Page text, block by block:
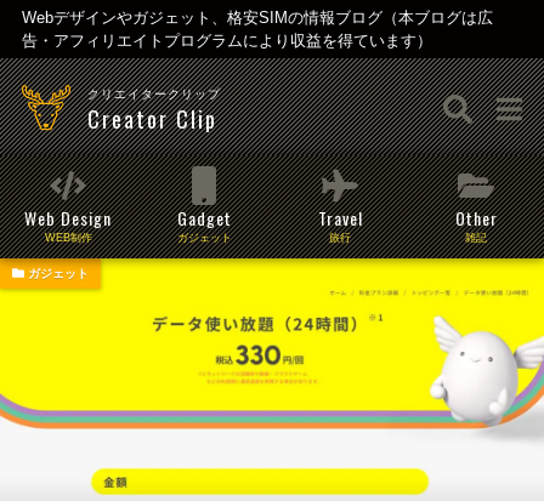
Webデザインやガジェット、格安SIMの情報ブログ（本ブログは広
告・アフィリエイトプログラムにより収益を得ています）
クリエイタークリップ
Creator Clip
Web Design
WEB制作
Gadget
ガジェット
Travel
旅行
Other
雑記
ガジェット